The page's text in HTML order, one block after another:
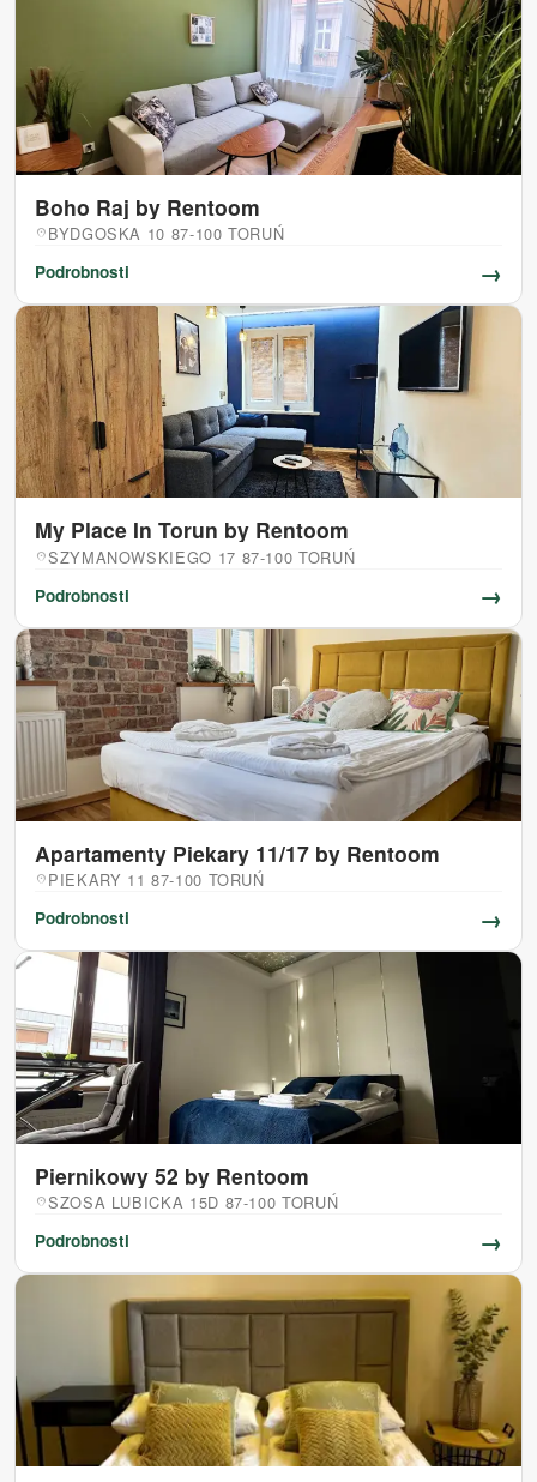
Boho Raj by Rentoom
location_on BYDGOSKA 10 87-100 TORUŃ
Podrobnosti
→
My Place In Torun by Rentoom
location_onSZYMANOWSKIEGO 17 87-100 TORUŃ
Podrobnosti
→
Apartamenty Piekary 11/17 by Rentoom
location_on PIEKARY 11 87-100 TORUŃ
Podrobnosti
→
Piernikowy 52 by Rentoom
location_onSZOSA LUBICKA 15D 87-100 TORUŃ
Podrobnosti
→